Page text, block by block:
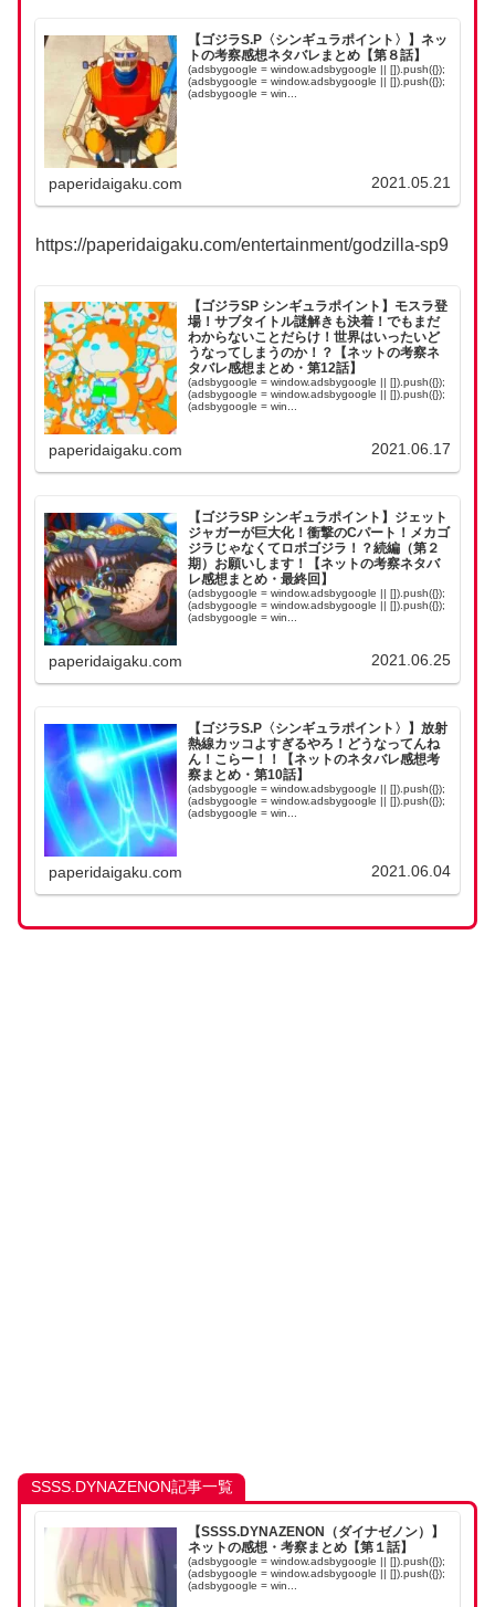
【ゴジラS.P〈シンギュラポイント〉】ネッ
トの考察感想ネタバレまとめ【第８話】
(adsbygoogle = window.adsbygoogle || []).push({});
(adsbygoogle = window.adsbygoogle || []).push({});
(adsbygoogle = win...
paperidaigaku.com 2021.05.21
https://paperidaigaku.com/entertainment/godzilla-sp9
【ゴジラSP シンギュラポイント】モスラ登
場！サブタイトル謎解きも決着！でもまだ
わからないことだらけ！世界はいったいど
うなってしまうのか！？【ネットの考察ネ
タバレ感想まとめ・第12話】
(adsbygoogle = window.adsbygoogle || []).push({});
(adsbygoogle = window.adsbygoogle || []).push({});
(adsbygoogle = win...
paperidaigaku.com 2021.06.17
【ゴジラSP シンギュラポイント】ジェット
ジャガーが巨大化！衝撃のCパート！メカゴ
ジラじゃなくてロボゴジラ！？続編（第２
期）お願いします！【ネットの考察ネタバ
レ感想まとめ・最終回】
(adsbygoogle = window.adsbygoogle || []).push({});
(adsbygoogle = window.adsbygoogle || []).push({});
(adsbygoogle = win...
paperidaigaku.com 2021.06.25
【ゴジラS.P〈シンギュラポイント〉】放射
熱線カッコよすぎるやろ！どうなってんね
ん！こらー！！【ネットのネタバレ感想考
察まとめ・第10話】
(adsbygoogle = window.adsbygoogle || []).push({});
(adsbygoogle = window.adsbygoogle || []).push({});
(adsbygoogle = win...
paperidaigaku.com 2021.06.04
SSSS.DYNAZENON記事一覧
【SSSS.DYNAZENON（ダイナゼノン）】
ネットの感想・考察まとめ【第１話】
(adsbygoogle = window.adsbygoogle || []).push({});
(adsbygoogle = window.adsbygoogle || []).push({});
(adsbygoogle = win...